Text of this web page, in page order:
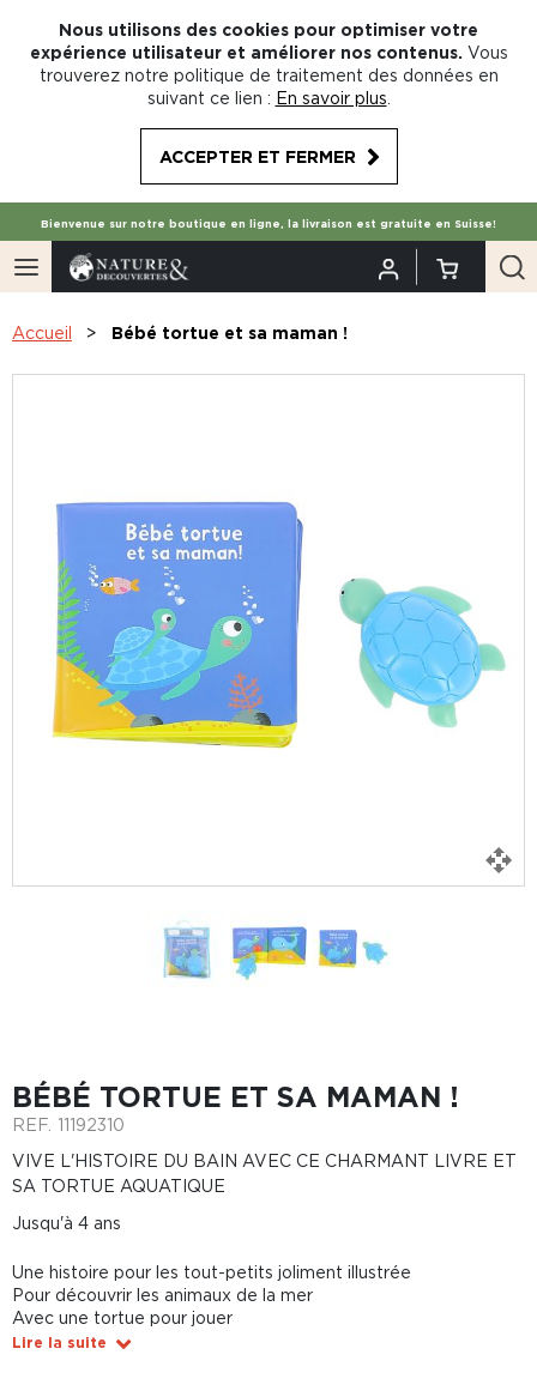
Nous utilisons des cookies pour optimiser votre
expérience utilisateur et améliorer nos contenus. Vous
trouverez notre politique de traitement des données en
suivant ce lien : En savoir plus
ACCEPTER ET FERMER
Bienvenue sur notre boutique en ligne, la livraison est gratuite en Suisse!
Accueil Bébé tortue et sa maman !
BÉBÉ TORTUE ET SA MAMAN !
REF. 11192310
VIVE L'HISTOIRE DU BAIN AVEC CE CHARMANT LIVRE ET
SA TORTUE AQUATIQUE
Jusqu'à 4 ans
Une histoire pour les tout-petits joliment illustrée
Pour découvrir les animaux de la mer
Avec une tortue pour jouer
Lire la suite